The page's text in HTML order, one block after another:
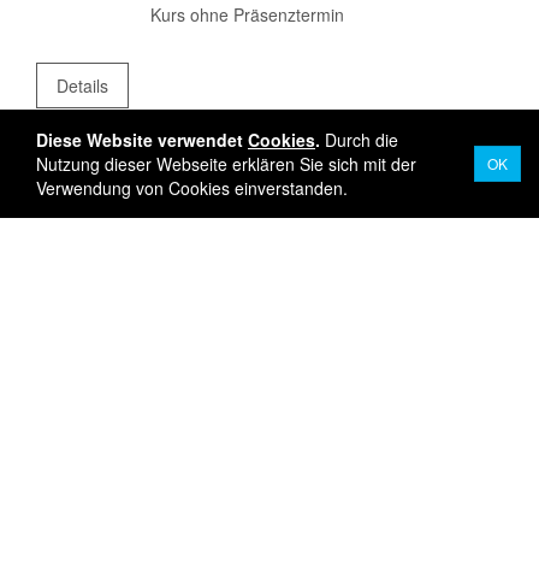
Diese Website verwendet Cookies. Durch die
Nutzung dieser Webseite erklären Sie sich mit der
Verwendung von Cookies einverstanden.
OK
Kurs ohne Präsenztermin
Details